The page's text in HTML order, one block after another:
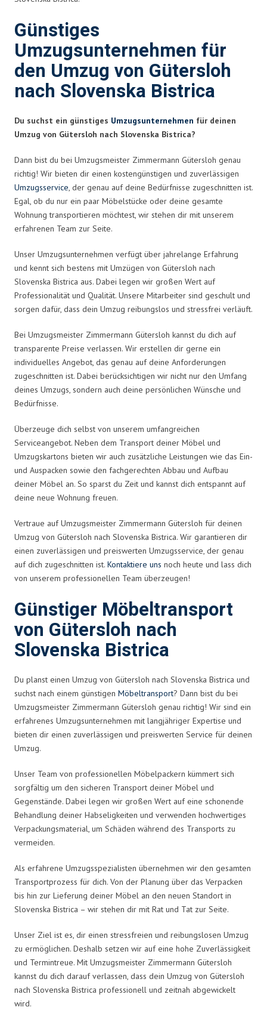
Günstiges
Umzugsunternehmen für
den Umzug von Gütersloh
nach Slovenska Bistrica
Du suchst ein günstiges Umzugsunternehmen für deinen
Umzug von Gütersloh nach Slovenska Bistrica?
Dann bist du bei Umzugsmeister Zimmermann Gütersloh genau
richtig! Wir bieten dir einen kostengünstigen und zuverlässigen
Umzugsservice, der genau auf deine Bedürfnisse zugeschnitten ist.
Egal, ob du nur ein paar Möbelstücke oder deine gesamte
Wohnung transportieren möchtest, wir stehen dir mit unserem
erfahrenen Team zur Seite.
Unser Umzugsunternehmen verfügt über jahrelange Erfahrung
und kennt sich bestens mit Umzügen von Gütersloh nach
Slovenska Bistrica aus. Dabei legen wir großen Wert auf
Professionalität und Qualität. Unsere Mitarbeiter sind geschult und
sorgen dafür, dass dein Umzug reibungslos und stressfrei verläuft.
Bei Umzugsmeister Zimmermann Gütersloh kannst du dich auf
transparente Preise verlassen. Wir erstellen dir gerne ein
individuelles Angebot, das genau auf deine Anforderungen
zugeschnitten ist. Dabei berücksichtigen wir nicht nur den Umfang
deines Umzugs, sondern auch deine persönlichen Wünsche und
Bedürfnisse.
Überzeuge dich selbst von unserem umfangreichen
Serviceangebot. Neben dem Transport deiner Möbel und
Umzugskartons bieten wir auch zusätzliche Leistungen wie das Ein-
und Auspacken sowie den fachgerechten Abbau und Aufbau
deiner Möbel an. So sparst du Zeit und kannst dich entspannt auf
deine neue Wohnung freuen.
Vertraue auf Umzugsmeister Zimmermann Gütersloh für deinen
Umzug von Gütersloh nach Slovenska Bistrica. Wir garantieren dir
einen zuverlässigen und preiswerten Umzugsservice, der genau
auf dich zugeschnitten ist. Kontaktiere uns noch heute und lass dich
von unserem professionellen Team überzeugen!
Günstiger Möbeltransport
von Gütersloh nach
Slovenska Bistrica
Du planst einen Umzug von Gütersloh nach Slovenska Bistrica und
suchst nach einem günstigen Möbeltransport? Dann bist du bei
Umzugsmeister Zimmermann Gütersloh genau richtig! Wir sind ein
erfahrenes Umzugsunternehmen mit langjähriger Expertise und
bieten dir einen zuverlässigen und preiswerten Service für deinen
Umzug.
Unser Team von professionellen Möbelpackern kümmert sich
sorgfältig um den sicheren Transport deiner Möbel und
Gegenstände. Dabei legen wir großen Wert auf eine schonende
Behandlung deiner Habseligkeiten und verwenden hochwertiges
Verpackungsmaterial, um Schäden während des Transports zu
vermeiden.
Als erfahrene Umzugsspezialisten übernehmen wir den gesamten
Transportprozess für dich. Von der Planung über das Verpacken
bis hin zur Lieferung deiner Möbel an den neuen Standort in
Slovenska Bistrica – wir stehen dir mit Rat und Tat zur Seite.
Unser Ziel ist es, dir einen stressfreien und reibungslosen Umzug
zu ermöglichen. Deshalb setzen wir auf eine hohe Zuverlässigkeit
und Termintreue. Mit Umzugsmeister Zimmermann Gütersloh
kannst du dich darauf verlassen, dass dein Umzug von Gütersloh
nach Slovenska Bistrica professionell und zeitnah abgewickelt
wird.